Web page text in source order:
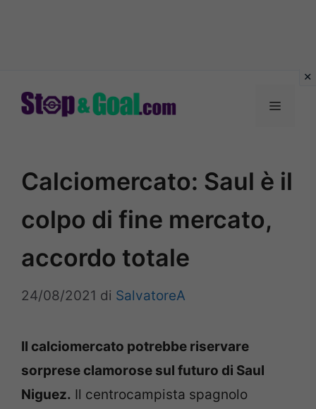
Menu
Calciomercato: Saul è il
colpo di fine mercato,
accordo totale
24/08/2021 di SalvatoreA
Il calciomercato potrebbe riservare
sorprese clamorose sul futuro di Saul
Niguez. Il centrocampista spagnolo